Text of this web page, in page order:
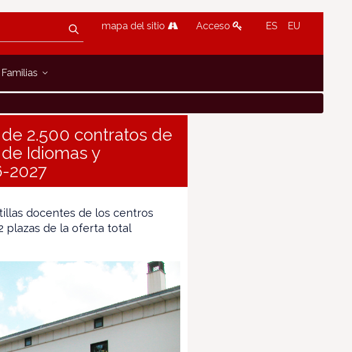
mapa del sitio Acceso ES EU
Familias
2.500 contratos de
Idiomas y
2027
docentes de los centros
plazas de la oferta total